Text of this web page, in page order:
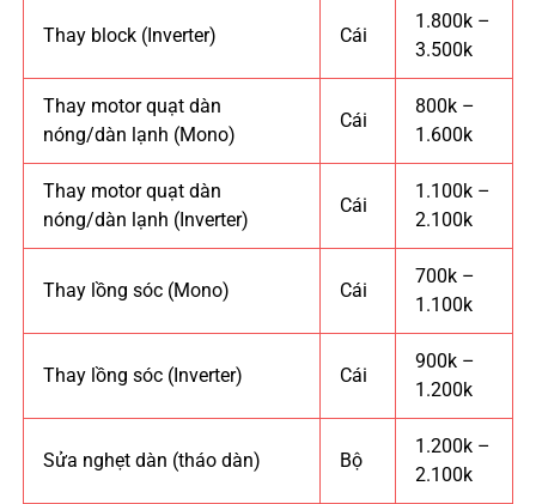
Thay block (Inverter) Cái
1.800k –
3.500k
Thay motor quạt dàn
nóng/dàn lạnh (Mono)
Cái
800k –
1.600k
Thay motor quạt dàn
nóng/dàn lạnh (Inverter)
Cái
1.100k –
2.100k
Thay lồng sóc (Mono) Cái
700k –
1.100k
Thay lồng sóc (Inverter) Cái
900k –
1.200k
Sửa nghẹt dàn (tháo dàn) Bộ
1.200k –
2.100k